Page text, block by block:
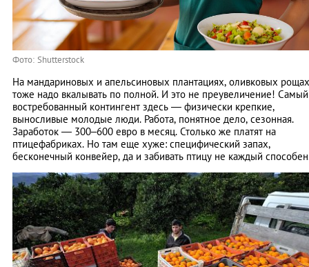
Фото: Shutterstock
На мандариновых и апельсиновых плантациях, оливковых рощах
тоже надо вкалывать по полной. И это не преувеличение! Самый
востребованный контингент здесь — физически крепкие,
выносливые молодые люди. Работа, понятное дело, сезонная.
Заработок — 300–600 евро в месяц. Столько же платят на
птицефабриках. Но там еще хуже: специфический запах,
бесконечный конвейер, да и забивать птицу не каждый